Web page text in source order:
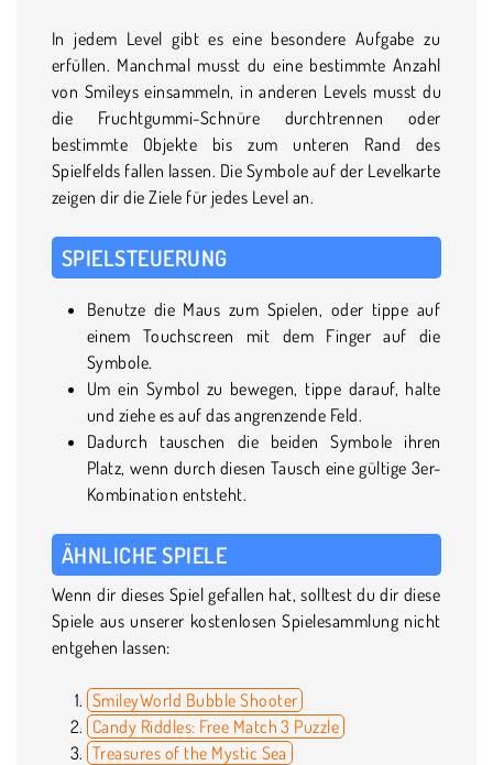
In jedem Level gibt es eine besondere Aufgabe zu
erfüllen. Manchmal musst du eine bestimmte Anzahl
von Smileys einsammeln, in anderen Levels musst du
die Fruchtgummi-Schnüre durchtrennen oder
bestimmte Objekte bis zum unteren Rand des
Spielfelds fallen lassen. Die Symbole auf der Levelkarte
zeigen dir die Ziele für jedes Level an.
SPIELSTEUERUNG
Benutze die Maus zum Spielen, oder tippe auf
einem Touchscreen mit dem Finger auf die
Symbole.
Um ein Symbol zu bewegen, tippe darauf, halte
und ziehe es auf das angrenzende Feld.
Dadurch tauschen die beiden Symbole ihren
Platz, wenn durch diesen Tausch eine gültige 3er-
Kombination entsteht.
ÄHNLICHE SPIELE
Wenn dir dieses Spiel gefallen hat, solltest du dir diese
Spiele aus unserer kostenlosen Spielesammlung nicht
entgehen lassen:
SmileyWorld Bubble Shooter
Candy Riddles: Free Match 3 Puzzle
Treasures of the Mystic Sea